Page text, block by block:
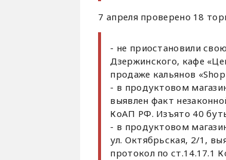
7 апреля проверено 18
- не приостановили
Дзержинского, кафе
продаже кальянов
- в продуктовом
выявлен факт
КоАП РФ. Изъято 40
- в продуктовом
ул. Октябрьская, 2/1,
протокол по ст.14.17.1